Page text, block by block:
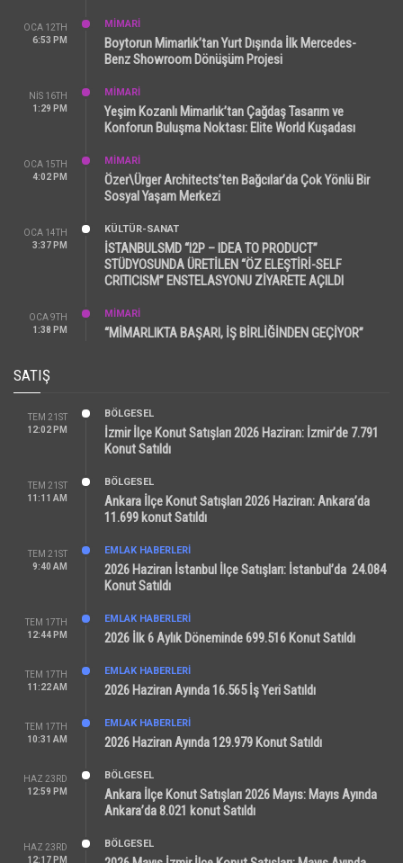
OCA 12TH
6:53 PM
MİMARİ
Boytorun Mimarlık’tan Yurt Dışında İlk Mercedes-
Benz Showroom Dönüşüm Projesi
NIS 16TH
1:29 PM
MİMARİ
Yeşim Kozanlı Mimarlık’tan Çağdaş Tasarım ve
Konforun Buluşma Noktası: Elite World Kuşadası
OCA 15TH
4:02 PM
MİMARİ
Özer\Ürger Architects’ten Bağcılar’da Çok Yönlü Bir
Sosyal Yaşam Merkezi
OCA 14TH
3:37 PM
KÜLTÜR-SANAT
İSTANBULSMD “I2P – IDEA TO PRODUCT”
STÜDYOSUNDA ÜRETİLEN “ÖZ ELEŞTİRİ-SELF
CRITICISM” ENSTELASYONU ZİYARETE AÇILDI
OCA 9TH
1:38 PM
MİMARİ
“MİMARLIKTA BAŞARI, İŞ BİRLİĞİNDEN GEÇİYOR”
SATIŞ
TEM 21ST
12:02 PM
BÖLGESEL
İzmir İlçe Konut Satışları 2026 Haziran: İzmir’de 7.791
Konut Satıldı
TEM 21ST
11:11 AM
BÖLGESEL
Ankara İlçe Konut Satışları 2026 Haziran: Ankara’da
11.699 konut Satıldı
TEM 21ST
9:40 AM
EMLAK HABERLERI
2026 Haziran İstanbul İlçe Satışları: İstanbul’da 24.084
Konut Satıldı
TEM 17TH
12:44 PM
EMLAK HABERLERI
2026 İlk 6 Aylık Döneminde 699.516 Konut Satıldı
TEM 17TH
11:22 AM
EMLAK HABERLERI
2026 Haziran Ayında 16.565 İş Yeri Satıldı
TEM 17TH
10:31 AM
EMLAK HABERLERI
2026 Haziran Ayında 129.979 Konut Satıldı
HAZ 23RD
12:59 PM
BÖLGESEL
Ankara İlçe Konut Satışları 2026 Mayıs: Mayıs Ayında
Ankara’da 8.021 konut Satıldı
HAZ 23RD
12:17 PM
BÖLGESEL